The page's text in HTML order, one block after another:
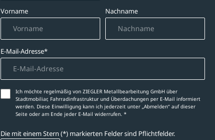
Vorname Nachname
E-Mail-Adresse*
Ich möchte regelmäßig von ZIEGLER Metallbearbeitung GmbH über
Stadtmobiliar, Fahrradinfrastruktur und Überdachungen per E-Mail informiert
werden. Diese Einwilligung kann ich jederzeit unter „Abmelden‘‘ auf dieser
Seite oder am Ende jeder E-Mail widerrufen. *
Die mit einem Stern (*) markierten Felder sind Pflichtfelder.